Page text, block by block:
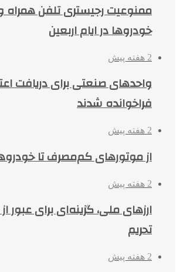
ممنوعیت رجیستری تلفن همراه
خودروها در ایام اربعین
2 هفته پیش
واحدهای صنعتی برای دریافت
فراخوانده شدند
2 هفته پیش
از موتورهای کم‌مصرف تا
2 هفته پیش
ارزهای ملی، گزینه‌ای برای
تحریم
2 هفته پیش